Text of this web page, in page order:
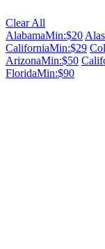
Clear All
AlabamaMin:$20
CaliforniaMin:$29
ArizonaMin:$50
FloridaMin:$90